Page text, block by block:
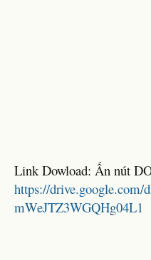
Link Dowload: Ấn nút
https://drive.google.com/
mWeJTZ3WGQHg04L1